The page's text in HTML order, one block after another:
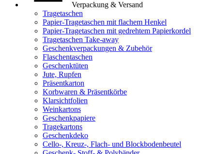
Verpackung & Versand
Tragetaschen
Papier-Tragetaschen mit flachem Henkel
Papier-Tragetaschen mit gedrehtem Papierkordel
Tragetaschen Take-away
Geschenkverpackungen & Zubehör
Flaschentaschen
Geschenktüten
Jute, Rupfen
Präsentkarton
Korbwaren & Präsentkörbe
Klarsichtfolien
Weinkartons
Geschenkpapiere
Tragekartons
Geschenkdeko
Cello-, Kreuz-, Flach- und Blockbodenbeutel